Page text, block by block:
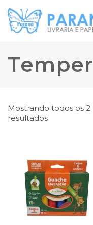
Mostrando todos os 2
resultados